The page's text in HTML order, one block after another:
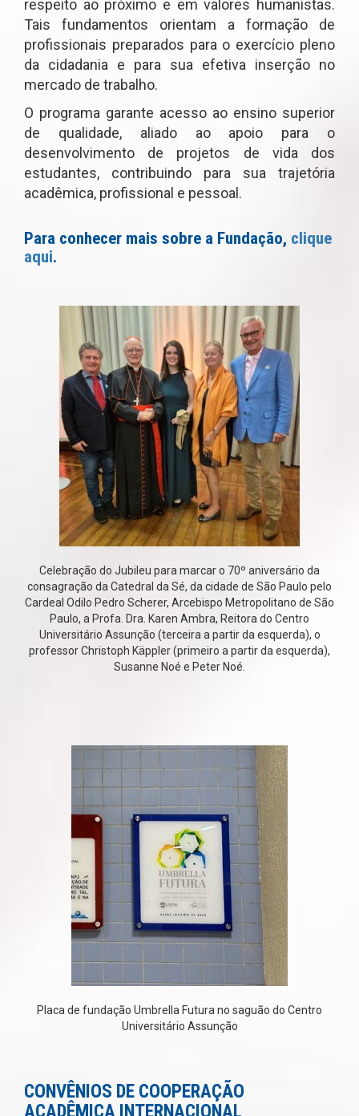
respeito ao próximo e em valores humanistas.
Tais fundamentos orientam a formação de
profissionais preparados para o exercício pleno
da cidadania e para sua efetiva inserção no
mercado de trabalho.
O programa garante acesso ao ensino superior
de qualidade, aliado ao apoio para o
desenvolvimento de projetos de vida dos
estudantes, contribuindo para sua trajetória
acadêmica, profissional e pessoal.
Para conhecer mais sobre a Fundação, clique
aqui.
Celebração do Jubileu para marcar o 70º aniversário da
consagração da Catedral da Sé, da cidade de São Paulo pelo
Cardeal Odilo Pedro Scherer, Arcebispo Metropolitano de São
Paulo, a Profa. Dra. Karen Ambra, Reitora do Centro
Universitário Assunção (terceira a partir da esquerda), o
professor Christoph Käppler (primeiro a partir da esquerda),
Susanne Noé e Peter Noé.
Placa de fundação Umbrella Futura no saguão do Centro
Universitário Assunção
CONVÊNIOS DE COOPERAÇÃO
ACADÊMICA INTERNACIONAL